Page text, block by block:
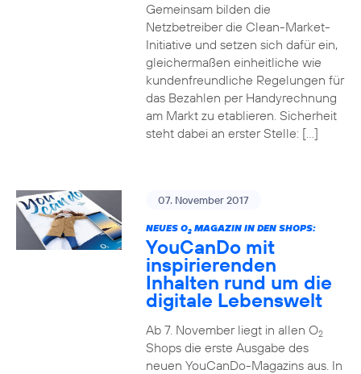
Gemeinsam bilden die
Netzbetreiber die Clean-Market-
Initiative und setzen sich dafür ein,
gleichermaßen einheitliche wie
kundenfreundliche Regelungen für
das Bezahlen per Handyrechnung
am Markt zu etablieren. Sicherheit
steht dabei an erster Stelle: […]
07. November 2017
NEUES O2MAGAZIN IN DEN SHOPS:
YouCanDo mit
inspirierenden
Inhalten rund um die
digitale Lebenswelt
Ab 7. November liegt in allen O2
Shops die erste Ausgabe des
neuen YouCanDo-Magazins aus. In